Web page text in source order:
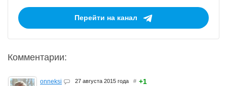
Перейти на канал
Комментарии:
onneksi 27 августа 2015 года # +1